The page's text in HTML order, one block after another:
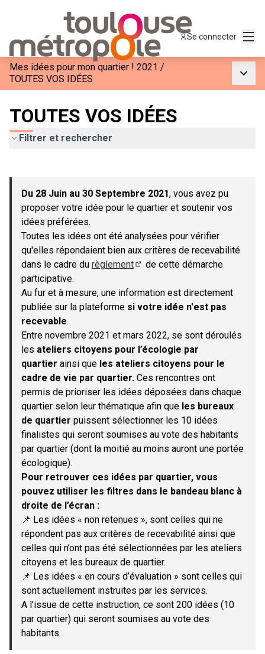
Se connecter
Mes idées pour mon quartier ! 2021 /
TOUTES VOS IDÉES
TOUTES VOS IDÉES
Filtrer et rechercher
−
Du 28 Juin au 30 Septembre 2021, vous avez pu
proposer votre idée pour le quartier et soutenir vos
idées préférées.
Toutes les idées ont été analysées pour vérifier
qu'elles répondaient bien aux critères de recevabilité
dans le cadre du règlement
de cette démarche
participative.
Au fur et à mesure, une information est directement
publiée sur la plateforme si votre idée n'est pas
recevable.
Entre novembre 2021 et mars 2022, se sont déroulés
les ateliers citoyens pour l’écologie par
quartier ainsi que les ateliers citoyens pour le
cadre de vie par quartier. Ces rencontres ont
permis de prioriser les idées déposées dans chaque
quartier selon leur thématique afin que les bureaux
de quartier puissent sélectionner les 10 idées
finalistes qui seront soumises au vote des habitants
par quartier (dont la moitié au moins auront une portée
écologique).
Pour retrouver ces idées par quartier, vous
pouvez utiliser les filtres dans le bandeau blanc à
droite de l’écran :
📌 Les idées « non retenues », sont celles qui ne
répondent pas aux critères de recevabilité ainsi que
celles qui n’ont pas été sélectionnées par les ateliers
citoyens et les bureaux de quartier.
📌 Les idées « en cours d’évaluation » sont celles qui
sont actuellement instruites par les services.
A l’issue de cette instruction, ce sont 200 idées (10
par quartier) qui seront soumises au vote des
habitants.